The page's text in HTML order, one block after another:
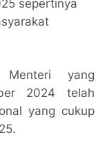
sepertinya
yang
2024 telah
yang cukup